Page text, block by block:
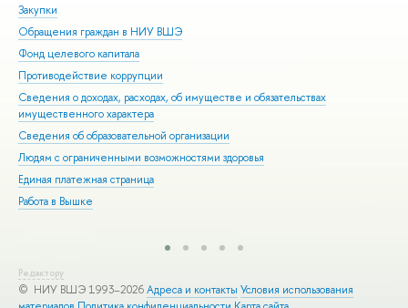
Закупки
Обращения граждан в НИУ ВШЭ
Фонд целевого капитала
Противодействие коррупции
Сведения о доходах, расходах, об имуществе и обязательствах
имущественного характера
Сведения об образовательной организации
Людям с ограниченными возможностями здоровья
Единая платежная страница
Работа в Вышке
Редактору
© НИУ ВШЭ 1993–2026Адреса и контакты Условия использования